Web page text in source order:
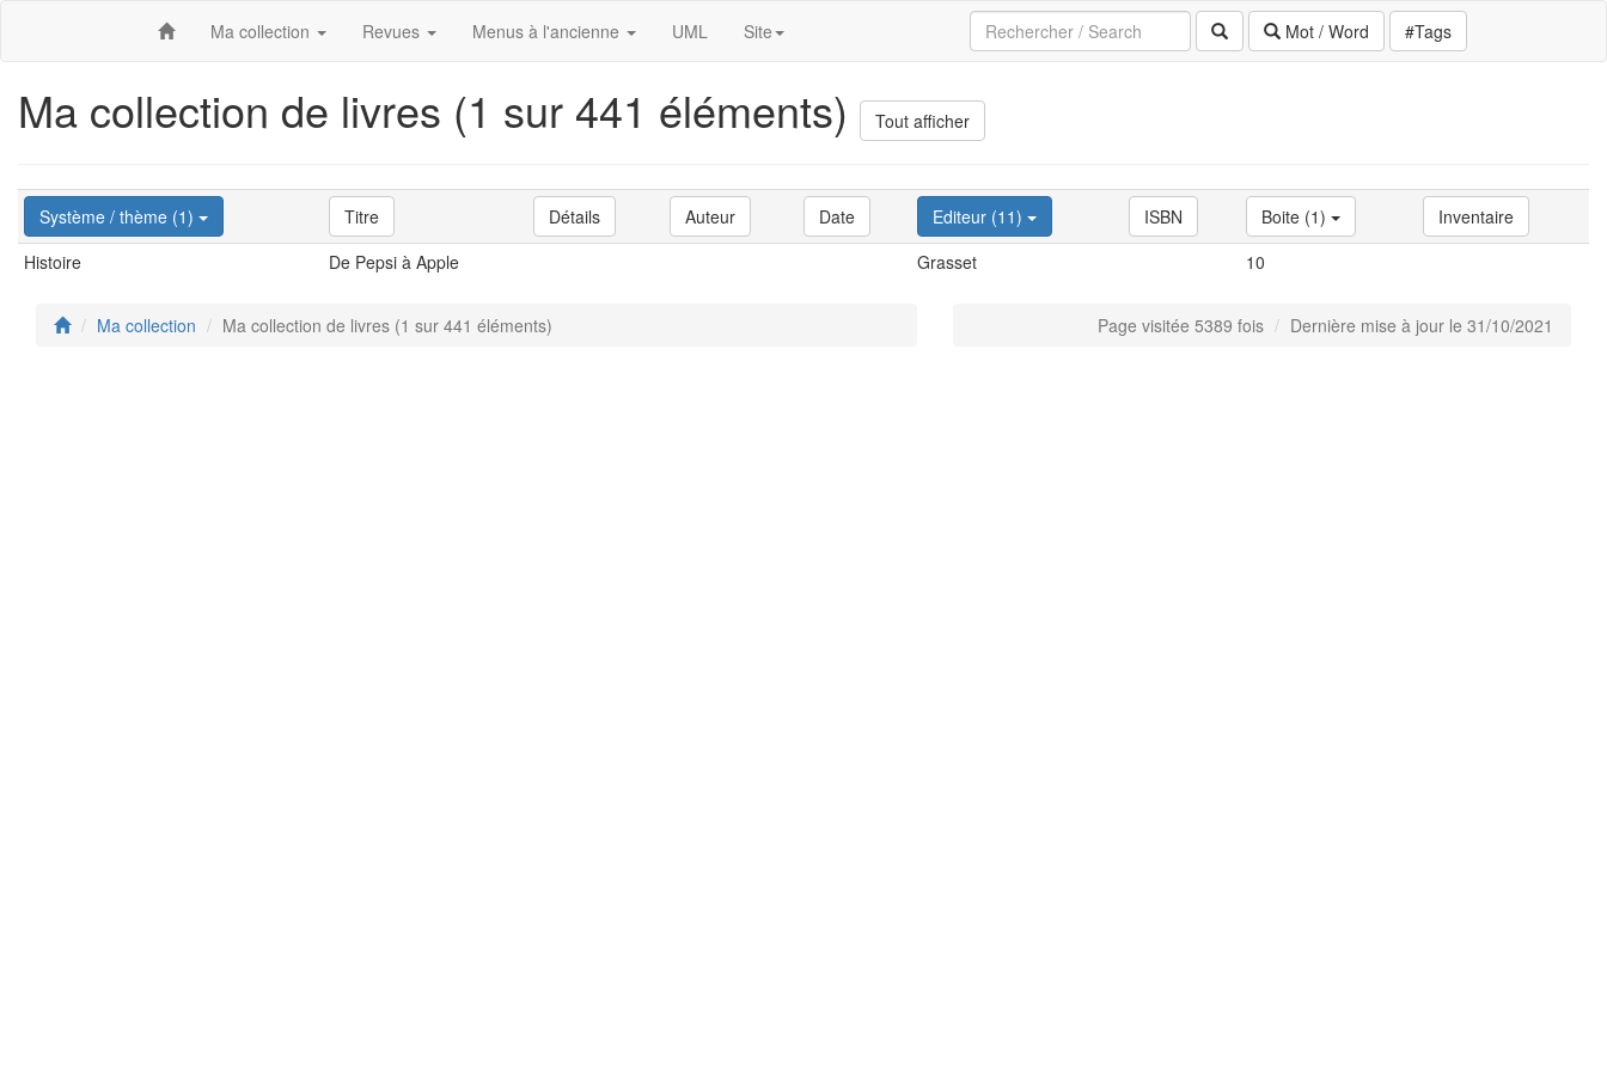
Ma collection Revues Menus à l'ancienne UML Site Mot / Word #Tags
Ma collection de livres (1 sur 441 éléments) Tout afficher
Système / thème (1) Titre Détails Auteur Date Editeur (11) ISBN Boite (1)
Inventaire
Histoire
De Pepsi à Apple Grasset 10
Ma collection Ma collection de livres (1 sur 441 éléments) Page visitée 5389 fois Dernière mise à jour le 31/10/2021